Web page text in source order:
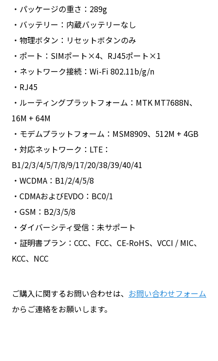
・パッケージの重さ：289g
・バッテリー：内蔵バッテリーなし
・物理ボタン：リセットボタンのみ
・ポート：SIMポート×4、RJ45ポート×1
・ネットワーク接続：Wi-Fi 802.11b/g/n
・RJ45
・ルーティングプラットフォーム：MTK MT7688N、
16M + 64M
・モデムプラットフォーム：MSM8909、512M + 4GB
・対応ネットワーク：LTE：
B1/2/3/4/5/7/8/9/17/20/38/39/40/41
・WCDMA：B1/2/4/5/8
・CDMAおよびEVDO：BC0/1
・GSM：B2/3/5/8
・ダイバーシティ受信：未サポート
・証明書プラン：CCC、FCC、CE-RoHS、VCCI / MIC、
KCC、NCC
ご購入に関するお問い合わせは、 お問い合わせフォーム
からご連絡をお願いします。